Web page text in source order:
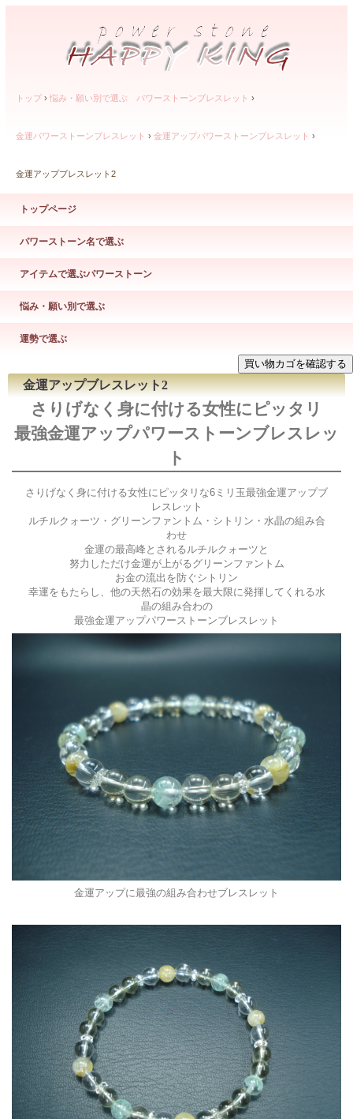
トップ › 悩み・願い別で選ぶ パワーストーンブレスレット ›
金運パワーストーンブレスレット › 金運アップパワーストーンブレスレット ›
金運アップブレスレット2
トップページ
パワーストーン名で選ぶ
アイテムで選ぶパワーストーン
悩み・願い別で選ぶ
運勢で選ぶ
金運アップブレスレット2
さりげなく身に付ける女性にピッタリ
最強金運アップパワーストーンブレスレッ
ト
さりげなく身に付ける女性にピッタリな6ミリ玉最強金運アップブ
レスレット
ルチルクォーツ・グリーンファントム・シトリン・水晶の組み合
わせ
金運の最高峰とされるルチルクォーツと
努力しただけ金運が上がるグリーンファントム
お金の流出を防ぐシトリン
幸運をもたらし、他の天然石の効果を最大限に発揮してくれる水
晶の組み合わの
最強金運アップパワーストーンブレスレット
金運アップに最強の組み合わせブレスレット